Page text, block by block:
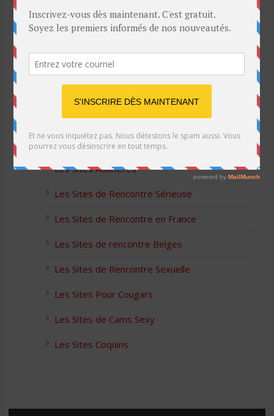
Blague de café: Une femme infidèle trompe
son mari
Listes des Sites de Rencontre
Les Sites Libertins
Les Apps pour les Couples Échangistes
Les Sites Adultères
Les Sites de Rencontre Sérieuse
Les Sites de Rencontre en France
Les Sites de rencontre Belges
Les Sites de Rencontre Sexuelle
Les Sites Pour Cougars
Les Sites de Cams Sexy
Les Sites Coquins